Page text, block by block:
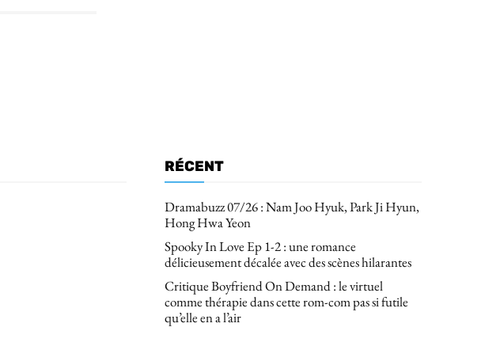
RÉCENT
Dramabuzz 07/26 : Nam Joo Hyuk, Park Ji Hyun,
Hong Hwa Yeon
Spooky In Love Ep 1-2 : une romance
délicieusement décalée avec des scènes hilarantes
Critique Boyfriend On Demand : le virtuel
comme thérapie dans cette rom-com pas si futile
qu’elle en a l’air